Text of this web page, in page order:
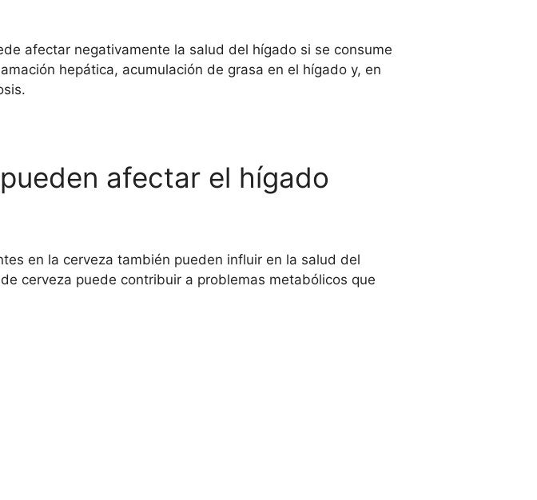
afectar negativamente la salud del hígado si se consume
hepática, acumulación de grasa en el hígado y, en
afectar el hígado
en la cerveza también pueden influir en la salud del
cerveza puede contribuir a problemas metabólicos que